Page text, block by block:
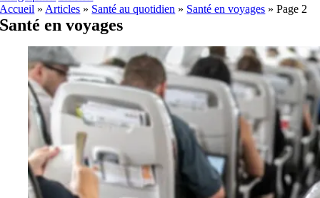
Accueil » Articles » Santé au quotidien » Santé en voyages »Page 2
Santé en voyages